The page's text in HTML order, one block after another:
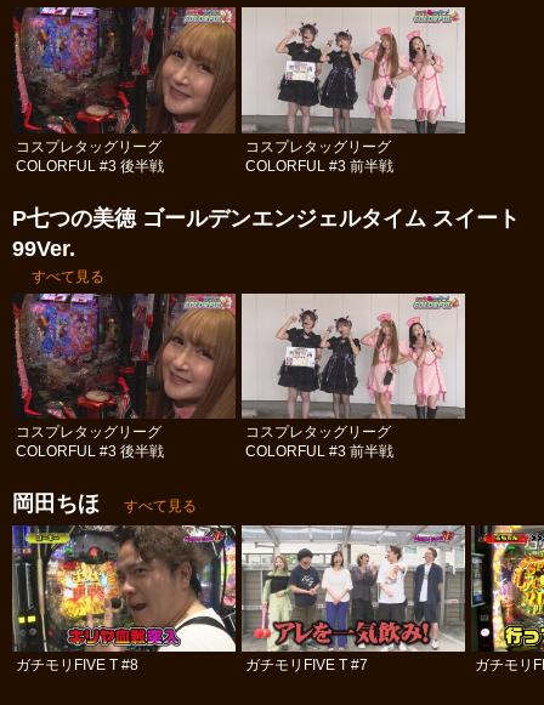
コスプレタッグリーグ
COLORFUL #3 後半戦
コスプレタッグリーグ
COLORFUL #3 前半戦
P七つの美徳 ゴールデンエンジェルタイム スイート
99Ver.
すべて見る
コスプレタッグリーグ
COLORFUL #3 後半戦
コスプレタッグリーグ
COLORFUL #3 前半戦
岡田ちほ すべて見る
ガチモリFIVE T #8 ガチモリFIVE T #7 ガチモリ